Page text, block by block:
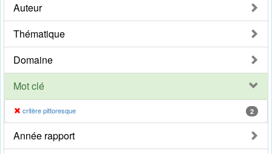
Auteur
Thématique
Domaine
Mot clé
critère pittoresque 2
Année rapport